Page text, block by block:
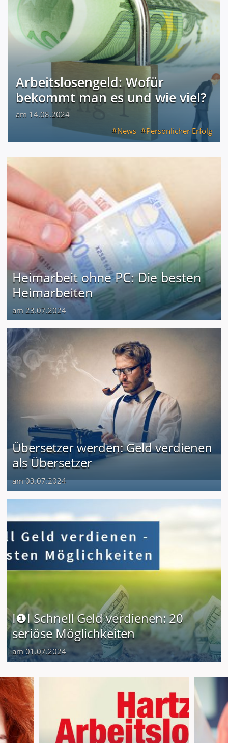
Arbeitslosengeld: Wofür
bekommt man es und wie viel?
am 14.08.2024
News
Persönlicher Erfolg
Heimarbeit ohne PC: Die besten
Heimarbeiten
am 23.07.2024
Übersetzer werden: Geld verdienen
als Übersetzer
am 03.07.2024
I❶I Schnell Geld verdienen: 20
seriöse Möglichkeiten
am 01.07.2024